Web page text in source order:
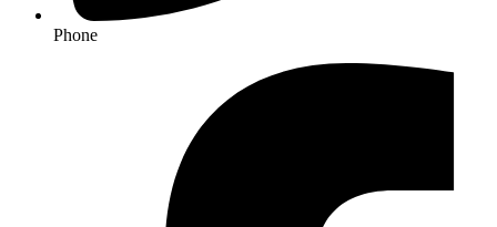
Phone